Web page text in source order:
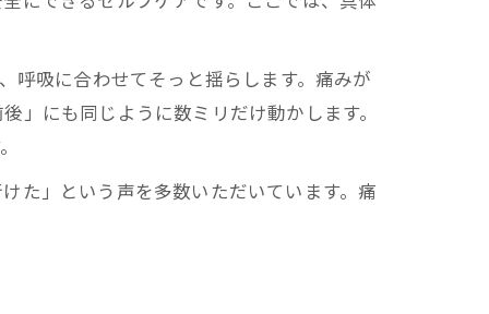
呼吸に合わせてそっと揺らします。痛みが
」にも同じように数ミリだけ動かします。
た」という声を多数いただいています。痛